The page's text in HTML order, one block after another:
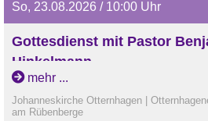
So, 23.08.2026 / 10:00 Uhr
Gottesdienst mit Pastor
Hinkelmann
mehr ...
Johanneskirche Otternhagen |
am Rübenberge